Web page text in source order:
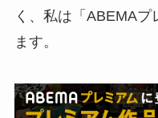
く、私は「ABEMA
ます。